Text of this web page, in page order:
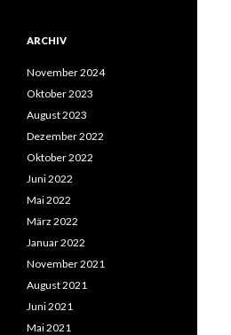
ARCHIV
November 2024
Oktober 2023
August 2023
Dezember 2022
Oktober 2022
Juni 2022
Mai 2022
März 2022
Januar 2022
November 2021
August 2021
Juni 2021
Mai 2021